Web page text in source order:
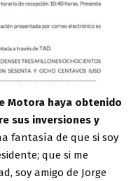
Motora haya obtenido
sus inversiones y
fantasía de que si soy
que si me
soy amigo de Jorge